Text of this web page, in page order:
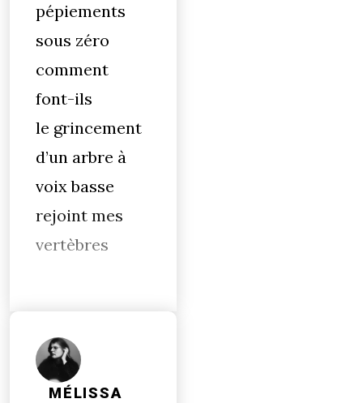
pépiements
sous zéro
comment
font-ils
le grincement
d’un arbre à
voix basse
rejoint mes
vertèbres
MÉLISSA